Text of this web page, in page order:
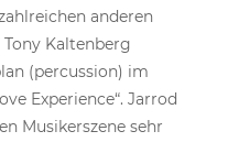
anderen
Kaltenberg
(percussion) im
Experience“. Jarrod
Musikerszene sehr